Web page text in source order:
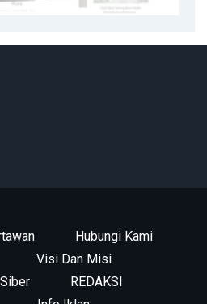
Hubungi Kami
Visi Dan Misi
REDAKSI